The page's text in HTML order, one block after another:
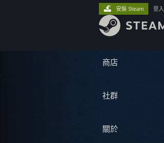
商店
社群
關於
安裝 Steam 登入